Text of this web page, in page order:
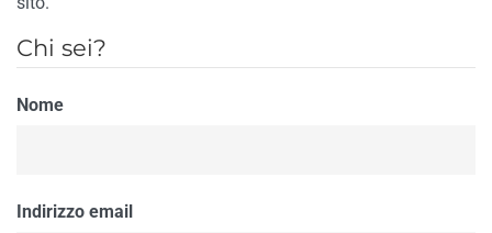
Chi sei?
Nome
Indirizzo email